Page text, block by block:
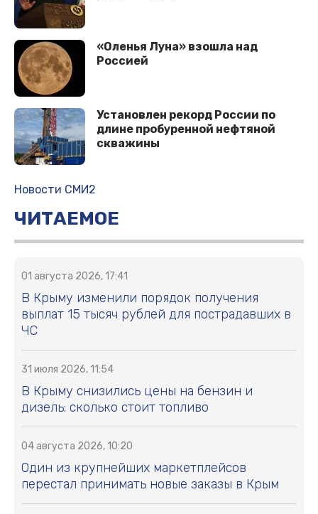
«Оленья Луна» взошла над
Россией
Установлен рекорд России по
длине пробуренной нефтяной
скважины
Новости СМИ2
ЧИТАЕМОЕ
01 августа 2026, 17:41
В Крыму изменили порядок получения
выплат 15 тысяч рублей для пострадавших в
ЧС
31 июля 2026, 11:54
В Крыму снизились цены на бензин и
дизель: сколько стоит топливо
04 августа 2026, 10:20
Один из крупнейших маркетплейсов
перестал принимать новые заказы в Крым